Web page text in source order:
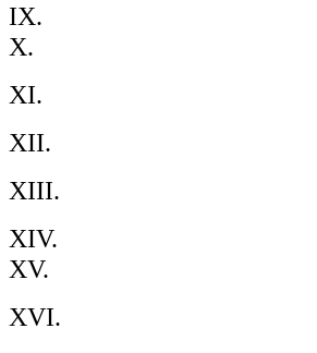
IX.
X.
XI.
XII.
XIII.
XIV.
XV.
XVI.